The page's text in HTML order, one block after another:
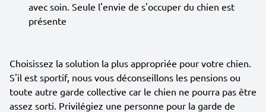
avec soin. Seule l'envie de s'occuper du chien est
présente
Choisissez la solution la plus appropriée pour votre chien.
S'il est sportif, nous vous déconseillons les pensions ou
toute autre garde collective car le chien ne pourra pas être
assez sorti. Privilégiez une personne pour la garde de